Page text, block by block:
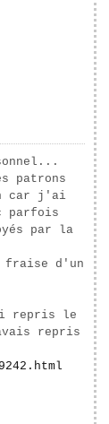
patrons
car j'ai
parfois
par la
d'un
repris le
repris